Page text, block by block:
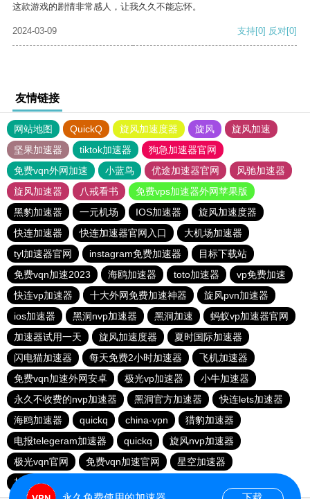
这款游戏的剧情非常感人，让我久久不能忘怀。
2024-03-09 支持[0] 反对[0]
友情链接
网站地图 QuickQ 旋风加速度器 旋风
旋风加速
坚果加速器
tiktok加速器
狗急加速器官网
免费vqn外网加速
小蓝鸟 优途加速器官网
风驰加速器
旋风加速器
八戒看书
免费vps加速器外网苹果版
黑豹加速器
一元机场 IOS加速器
旋风加速度器
快连加速器
快连加速器官网入口
大机场加速器
tyl加速器官网
instagram免费加速器
目标下载站
免费vqn加速2023
海鸥加速器 toto加速器
vp免费加速
快连vp加速器
十大外网免费加速神器
旋风pvn加速器
ios加速器
黑洞nvp加速器 黑洞加速
蚂蚁vp加速器官网
加速器试用一天
旋风加速度器
夏时国际加速器
闪电猫加速器
每天免费2小时加速器
飞机加速器
免费vqn加速外网安卓
极光vp加速器
小牛加速器
永久不收费的nvp加速器
黑洞官方加速器
快连lets加速器
海鸥加速器
quickq china-vpn
猎豹加速器
电报telegeram加速器
quickq
旋风nvp加速器
极光vqn官网
免费vqn加速官网
星空加速器
加速器试用两小时